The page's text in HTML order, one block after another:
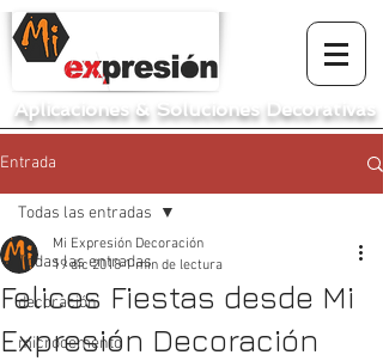
Aplicaciones & Soluciones Decorativas
Entrada
Todas las entradas
decoración
microcemento
Todas las entradas
Felices Fiestas desde Mi
Expresión Decoración
Mi Expresión Decoración
19 dic 2018 1 min de lectura